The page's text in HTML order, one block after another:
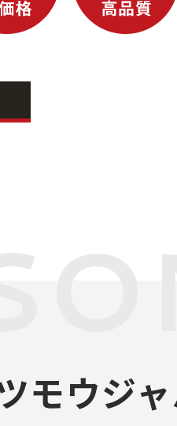
モウジ